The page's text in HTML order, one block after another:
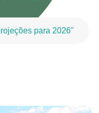
para 2026"